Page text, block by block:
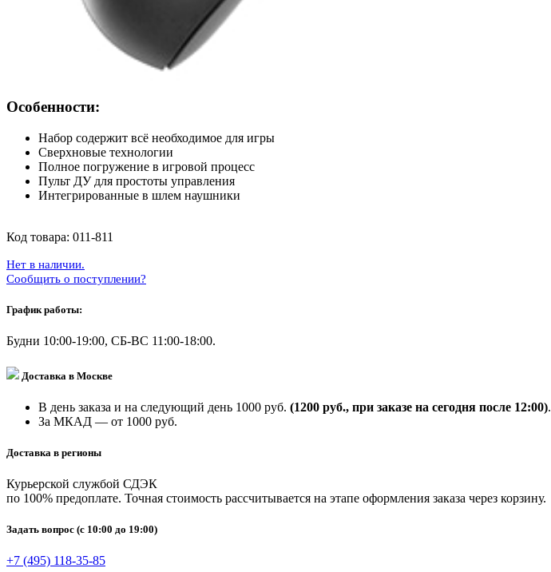
Особенности:
Набор содержит всё необходимое для игры
Сверхновые технологии
Полное погружение в игровой процесс
Пульт ДУ для простоты управления
Интегрированные в шлем наушники
Код товара: 011-811
Нет в наличии.
Сообщить о поступлении?
График работы:
Будни 10:00-19:00, СБ-ВС 11:00-18:00.
Доставка в Москве
В день заказа и на следующий день 1000 руб. (1200 руб., при заказе на сегодня после 12:00).
За МКАД — от 1000 руб.
Доставка в регионы
Курьерской службой СДЭК
по 100% предоплате. Точная стоимость рассчитывается на этапе оформления заказа через корзину.
Задать вопрос (с 10:00 до 19:00)
+7 (495) 118-35-85